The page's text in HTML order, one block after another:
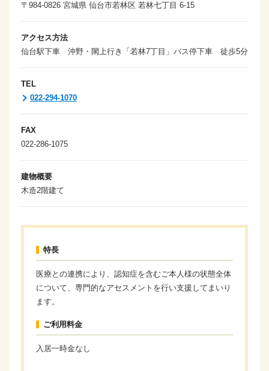
〒984-0826 宮城県 仙台市若林区 若林七丁目 6-15
アクセス方法
仙台駅下車 沖野・閖上行き「若林7丁目」バス停下車 徒歩5分
TEL
022-294-1070
FAX
022-286-1075
建物概要
木造2階建て
特長
医療との連携により、認知症を含むご本人様の状態全体
について、専門的なアセスメントを行い支援してまいり
ます。
ご利用料金
入居一時金なし